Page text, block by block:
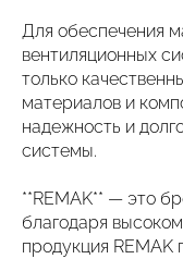
Для обеспечения
вентиляционных
только
материалов и
надежность и
системы.
**REMAK** — это
благодаря
продукция REMAK